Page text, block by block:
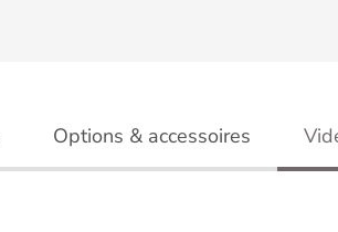
Options & accessoires